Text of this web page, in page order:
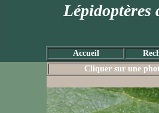
Lépidoptères
Accueil
Cliquer sur une